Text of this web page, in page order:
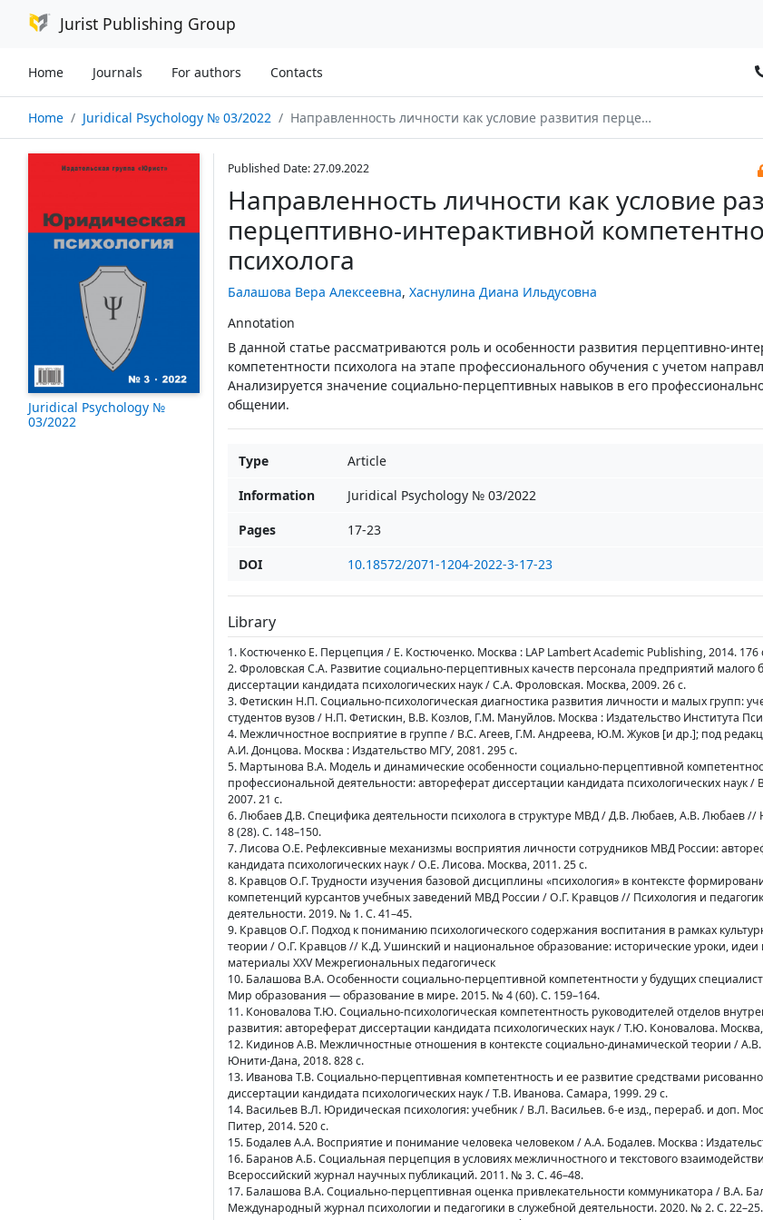
Jurist Publishing Group
Home Journals For authors Contacts
Home Juridical Psychology № 03/2022 Направленность личности как условие развития перцептивно-интерактивной компетентности психолога
Juridical Psychology №
03/2022
Published Date: 27.09.2022
Направленность личности как условие
перцептивно-интерактивной
психолога
Балашова Вера Алексеевна, Хаснулина Диана Ильдусовна
Annotation
В данной статье рассматриваются роль и особенности развития перцептивно-
компетентности психолога на этапе профессионального обучения с учетом
Анализируется значение социально-перцептивных навыков в его
общении.
Type
Article
Information
Juridical Psychology № 03/2022
Pages
17-23
DOI
10.18572/2071-1204-2022-3-17-23
Library
1. Костюченко Е. Перцепция / Е. Костюченко. Москва : LAP Lambert Academic Publishing, 2014. 176
2. Фроловская С.А. Развитие социально-перцептивных качеств персонала предприятий малого
диссертации кандидата психологических наук / С.А. Фроловская. Москва, 2009. 26 с.
3. Фетискин Н.П. Социально-психологическая диагностика развития личности и малых групп:
студентов вузов / Н.П. Фетискин, В.В. Козлов, Г.М. Мануйлов. Москва : Издательство Института
4. Межличностное восприятие в группе / В.С. Агеев, Г.М. Андреева, Ю.М. Жуков [и др.]; под
А.И. Донцова. Москва : Издательство МГУ, 2081. 295 c.
5. Мартынова В.А. Модель и динамические особенности социально-перцептивной
профессиональной деятельности: автореферат диссертации кандидата психологических наук
2007. 21 с.
6. Любаев Д.В. Специфика деятельности психолога в структуре МВД / Д.В. Любаев, А.В. Любаев
8 (28). С. 148–150.
7. Лисова О.Е. Рефлексивные механизмы восприятия личности сотрудников МВД России:
кандидата психологических наук / О.Е. Лисова. Москва, 2011. 25 с.
8. Кравцов О.Г. Трудности изучения базовой дисциплины «психология» в контексте
компетенций курсантов учебных заведений МВД России / О.Г. Кравцов // Психология и
деятельности. 2019. № 1. С. 41–45.
9. Кравцов О.Г. Подход к пониманию психологического содержания воспитания в рамках
теории / О.Г. Кравцов // К.Д. Ушинский и национальное образование: исторические уроки, идеи
материалы XXV Межрегиональных педагогическ
10. Балашова В.А. Особенности социально-перцептивной компетентности у будущих
Мир образования — образование в мире. 2015. № 4 (60). С. 159–164.
11. Коновалова Т.Ю. Социально-психологическая компетентность руководителей отделов
развития: автореферат диссертации кандидата психологических наук / Т.Ю. Коновалова.
12. Кидинов А.В. Межличностные отношения в контексте социально-динамической теории /
Юнити-Дана, 2018. 828 c.
13. Иванова Т.В. Социально-перцептивная компетентность и ее развитие средствами
диссертации кандидата психологических наук / Т.В. Иванова. Самара, 1999. 29 с.
14. Васильев В.Л. Юридическая психология: учебник / В.Л. Васильев. 6-е изд., перераб. и доп.
Питер, 2014. 520 с.
15. Бодалев А.А. Восприятие и понимание человека человеком / А.А. Бодалев. Москва :
16. Баранов А.Б. Социальная перцепция в условиях межличностного и текстового
Всероссийский журнал научных публикаций. 2011. № 3. С. 46–48.
17. Балашова В.А. Социально-перцептивная оценка привлекательности коммуникатора / В.А.
Международный журнал психологии и педагогики в служебной деятельности. 2020. № 2. С. 22–25.